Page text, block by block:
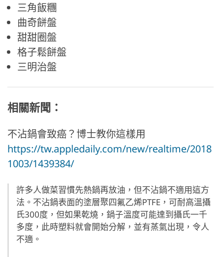
三角飯糰
曲奇餅盤
甜甜圈盤
格子鬆餅盤
三明治盤
相關新聞：
不沾鍋會致癌？博士教你這樣用
https://tw.appledaily.com/new/realtime/2018
1003/1439384/
許多人做菜習慣先熱鍋再放油，但不沾鍋不適用這方
法。不沾鍋表面的塗層聚四氟乙烯PTFE，可耐高溫攝
氏300度，但如果乾燒，鍋子溫度可能達到攝氏一千
多度，此時塑料就會開始分解，並有蒸氣出現，令人
不適。